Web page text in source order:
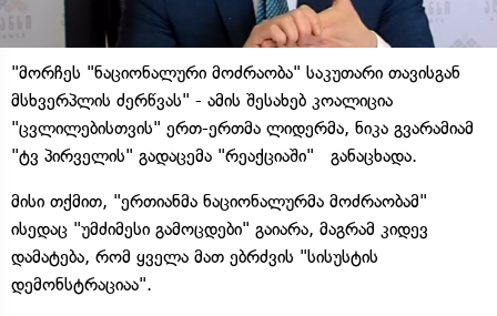
"მორჩეს "ნაციონალური მოძრაობა" საკუთარი თავისგან
მსხვერპლის ძერწვას" - ამის შესახებ კოალიცია
"ცვლილებისთვის" ერთ-ერთმა ლიდერმა, ნიკა გვარამიამ
"ტვ პირველის" გადაცემა "რეაქციაში" განაცხადა.
მისი თქმით, "ერთიანმა ნაციონალურმა მოძრაობამ"
ისედაც "უმძიმესი გამოცდები" გაიარა, მაგრამ კიდევ
დამატება, რომ ყველა მათ ებრძვის "სისუსტის
დემონსტრაციაა".